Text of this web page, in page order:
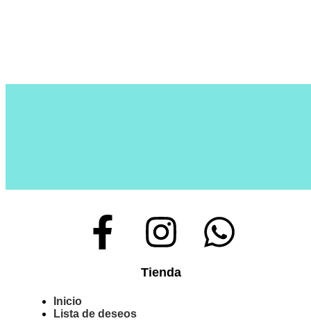
Tienda
Inicio
Lista de deseos